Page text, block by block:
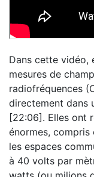
Dans cette vidéo,
mesures de
radiofréquences
directement dans
[22:06]. Elles ont
énormes, compris
les espaces
à 40 volts par